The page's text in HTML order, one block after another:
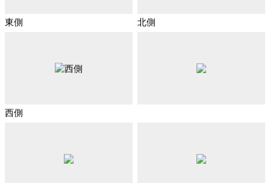
東側 北側
西側